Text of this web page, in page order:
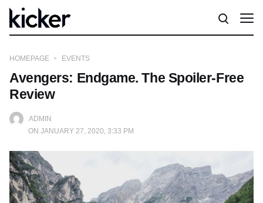
HOMEPAGE EVENTS
ADMIN
ON JANUARY 27, 2020, 3:33 PM
Avengers: Endgame. The Spoiler-Free
Review